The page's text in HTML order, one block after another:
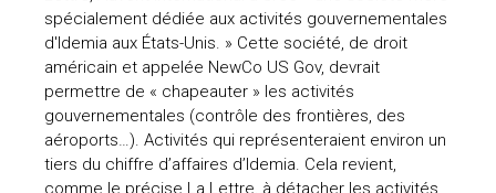
américain et appelée NewCo US Gov, devrait
permettre de « chapeauter » les activités
gouvernementales (contrôle des frontières, des
aéroports…). Activités qui représenteraient environ un
tiers du chiffre d’affaires d’Idemia. Cela revient,
comme le précise La Lettre, à détacher les activités
gouvernementales d’Idemia France qui rassemblait,
jusqu’à maintenant, toutes les filiales d’Idemia.